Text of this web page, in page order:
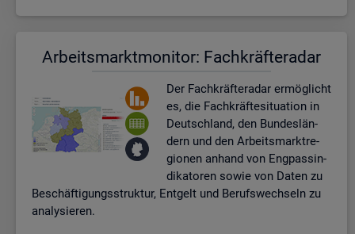
Ar­beits­markt­mo­ni­tor: Fach­kräf­te­ra­dar
Der Fach­kräf­te­ra­dar er­mög­licht
es, die Fach­kräf­te­si­tua­ti­on in
Deutsch­land, den Bun­des­län­
dern und den Ar­beits­markt­re­
gio­nen an­hand von Eng­pas­sin­
di­ka­to­ren sowie von Daten zu
Be­schäf­ti­gungs­struk­tur, Ent­gelt und Be­rufs­wech­seln zu
ana­ly­sie­ren.